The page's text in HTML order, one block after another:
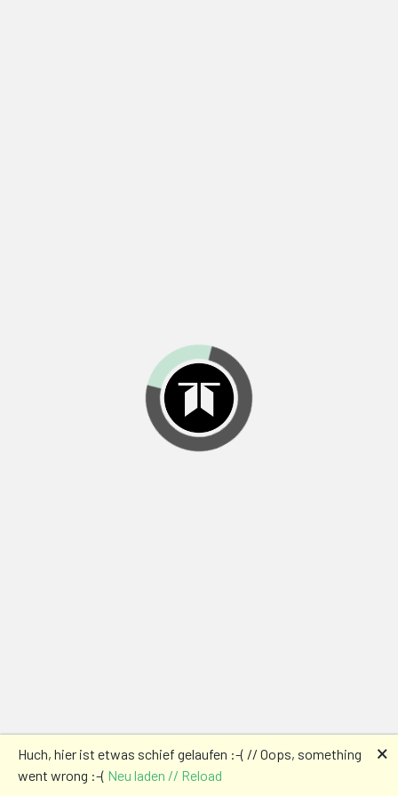
Huch, hier ist etwas schief gelaufen :-( // Oops, something
went wrong :-( Neu laden // Reload
🗙